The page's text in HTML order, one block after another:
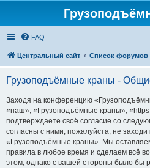
FAQ
Центральный сайт Список форумов
Грузоподъёмные краны -
Заходя на конференцию
«наш», «Грузоподъёмные краны»,
подтверждаете своё согласие со
согласны с ними, пожалуйста, не
«Грузоподъёмные краны». Мы
правила в любое время и сделаем всё
этом, однако с вашей стороны было бы